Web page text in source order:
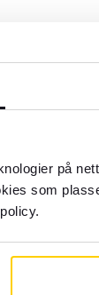
på
som